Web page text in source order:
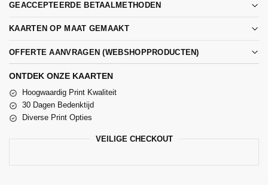
GEACCEPTEERDE BETAALMETHODEN
KAARTEN OP MAAT GEMAAKT
OFFERTE AANVRAGEN (WEBSHOPPRODUCTEN)
ONTDEK ONZE KAARTEN
Hoogwaardig Print Kwaliteit
30 Dagen Bedenktijd
Diverse Print Opties
VEILIGE CHECKOUT